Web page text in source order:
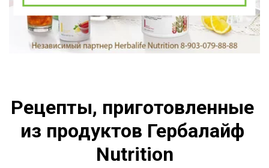
Рецепты, приготовленные
из продуктов Гербалайф
Nutrition